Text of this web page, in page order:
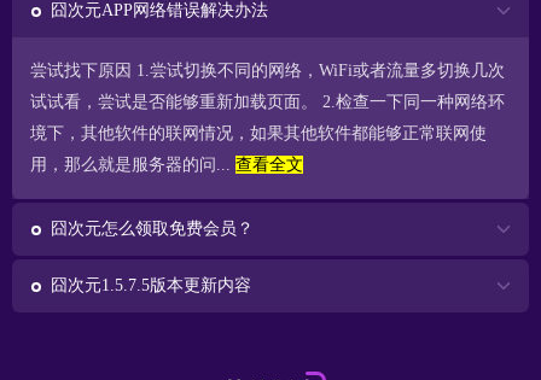
囧次元APP网络错误解决办法
尝试找下原因 1.尝试切换不同的网络，WiFi或者流量多切换几次
试试看，尝试是否能够重新加载页面。 2.检查一下同一种网络环
境下，其他软件的联网情况，如果其他软件都能够正常联网使
用，那么就是服务器的问... 查看全文
囧次元怎么领取免费会员？
囧次元1.5.7.5版本更新内容